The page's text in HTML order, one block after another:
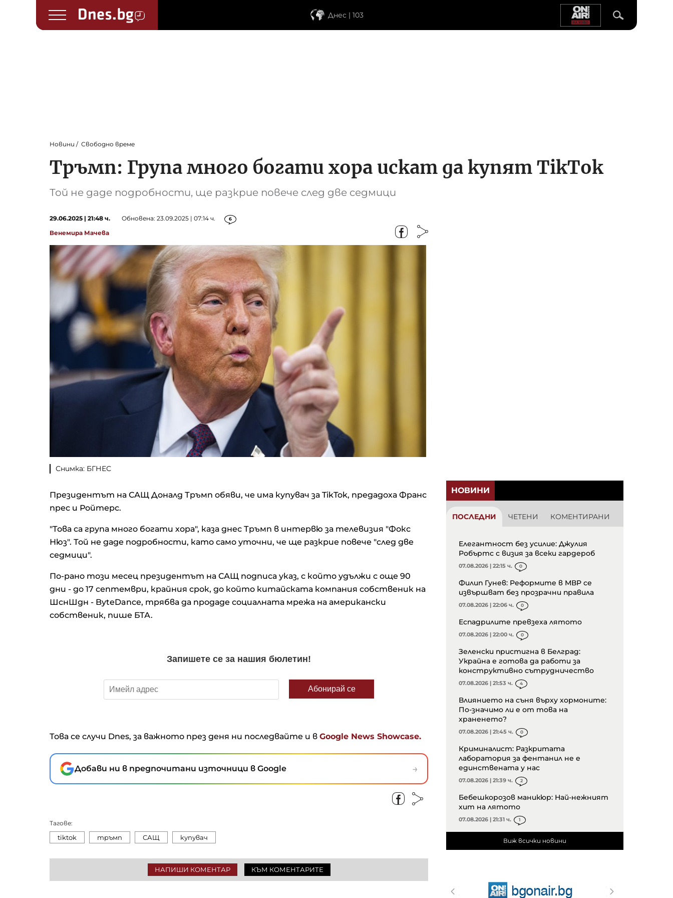
Днес | 103
Новини Свободно време
Тръмп: Група много богати хора искат да купят TikTok
Той не даде подробности, ще разкрие повече след две седмици
29.06.2025 | 21:48 ч. Обновена: 23.09.2025 | 07:14 ч. 6
Венемира Мачева
Снимка: БГНЕС
Президентът на САЩ Доналд Тръмп обяви, че има купувач за TikTok, предадоха Франс
прес и Ройтерс.
"Това са група много богати хора", каза днес Тръмп в интервю за телевизия "Фокс
Нюз". Той не даде подробности, като само уточни, че ще разкрие повече "след две
седмици".
По-рано този месец президентът на САЩ подписа указ, с който удължи с още 90
дни - до 17 септември, крайния срок, до който китайската компания собственик на
ШснШдн - ByteDance, трябва да продаде социалната мрежа на американски
собственик, пише БТА.
Това се случи Dnes, за важното през деня ни последвайте и в Google News Showcase.
Добави ни в предпочитани източници в Google →
Тагове:
tiktok тръмп САЩ купувач
НАПИШИ КОМЕНТАР КЪМ КОМЕНТАРИТЕ
НОВИНИ
ПОСЛЕДНИ ЧЕТЕНИ КОМЕНТИРАНИ
Елегантност без усилие: Джулия
Робъртс с визия за всеки гардероб
07.08.2026 | 22:15 ч. 0
Филип Гунев: Реформите в МВР се
извършват без прозрачни правила
07.08.2026 | 22:06 ч. 0
Еспадрилите превзеха лятото
07.08.2026 | 22:00 ч. 0
Зеленски пристигна в Белград:
Украйна е готова да работи за
конструктивно сътрудничество
07.08.2026 | 21:53 ч. 4
Влиянието на съня върху хормоните:
По-значимо ли е от това на
храненето?
07.08.2026 | 21:45 ч. 0
Криминалист: Разкритата
лаборатория за фентанил не е
единствената у нас
07.08.2026 | 21:39 ч. 2
Бебешкорозов маникюр: Най-нежният
хит на лятото
07.08.2026 | 21:31 ч. 1
Виж всички новини